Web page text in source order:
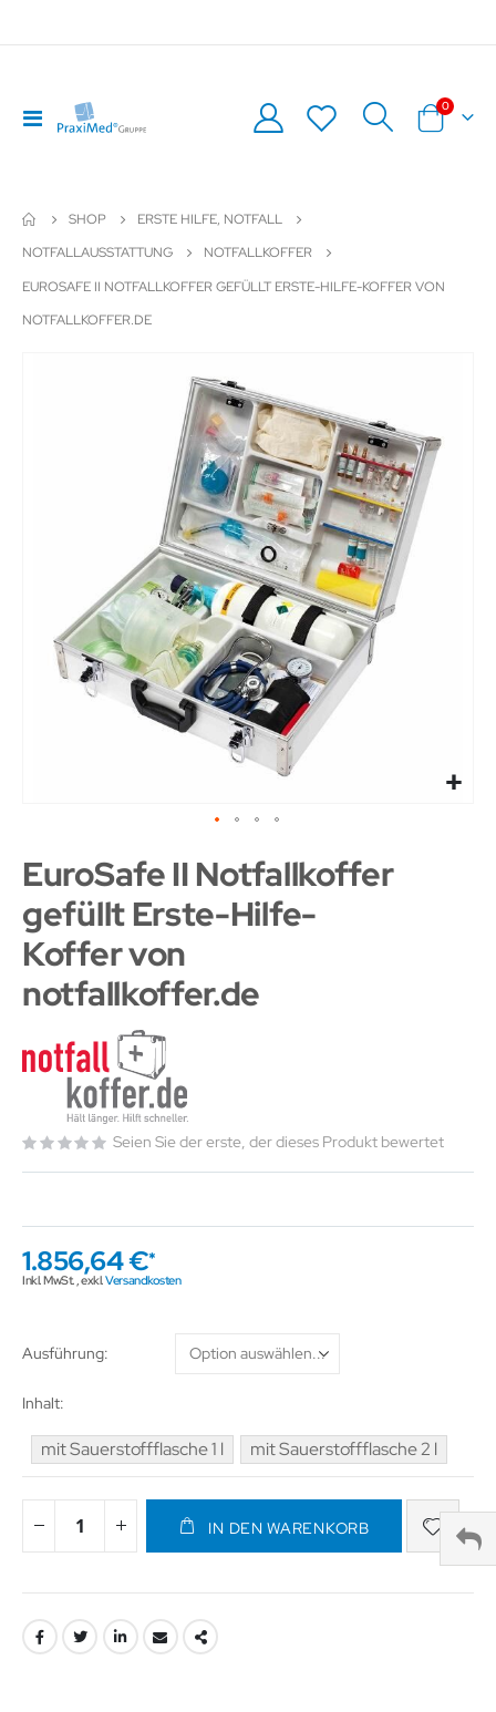
Navigation
umschalten
Warenkorb
0Artikel
SHOP
ERSTE HILFE, NOTFALL
NOTFALLAUSSTATTUNG
NOTFALLKOFFER
EUROSAFE II NOTFALLKOFFER GEFÜLLT ERSTE-HILFE-KOFFER VON
NOTFALLKOFFER.DE
EuroSafe II Notfallkoffer
gefüllt Erste-Hilfe-
Koffer von
notfallkoffer.de
Seien Sie der erste, der dieses Produkt bewertet
1.856,64 €
Inkl. MwSt.,exkl.Versandkosten
Ausführung
Inhalt
mit Sauerstoffflasche 1 l mit Sauerstoffflasche 2 l
IN DEN WARENKORB